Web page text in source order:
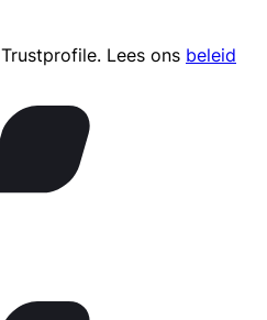
Trustprofile. Lees ons beleid